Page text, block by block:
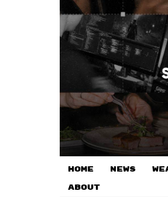
HOME NEWS
ABOUT